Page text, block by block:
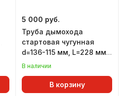
5 000 руб.
Труба дымохода
стартовая чугунная
d=136-115 мм, L=228 мм,
с РЕВИЗИЕЙ и
АТМОСФЕРА
В наличии
В корзину